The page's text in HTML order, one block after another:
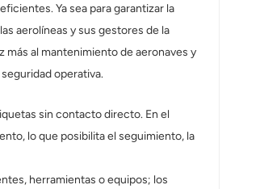
Ya sea para garantizar la
aerolíneas y sus gestores de la
más al mantenimiento de aeronaves y
operativa.
sin contacto directo. En el
lo que posibilita el seguimiento, la
herramientas o equipos; los